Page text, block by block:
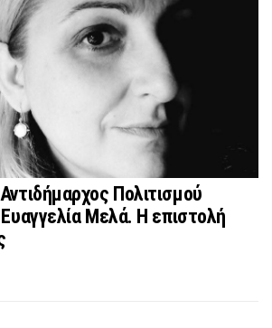
Πολιτισμού
Μελά. Η επιστολή